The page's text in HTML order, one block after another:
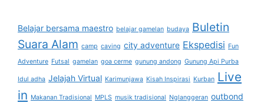
Belajar bersama maestro belajar gamelan budaya Buletin
Suara Alam camp caving city adventure Ekspedisi Fun
Adventure Futsal gamelan goa cerme gunung andong Gunung Api Purba
Idul adha Jelajah Virtual Karimunjawa Kisah Inspirasi Kurban Live
in Makanan Tradisional MPLS musik tradisional Nglanggeran outbond